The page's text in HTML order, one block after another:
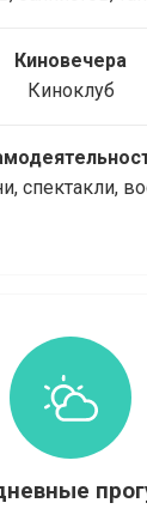
Киновечера
Киноклуб
спектакли,